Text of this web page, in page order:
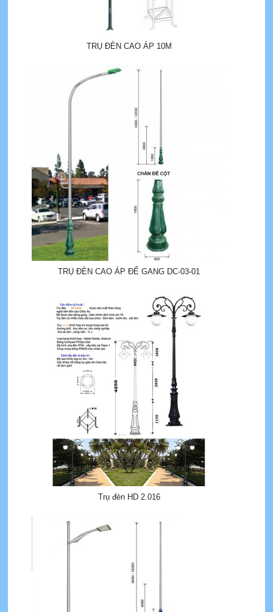
TRỤ ĐÈN CAO ÁP 10M
TRỤ ĐÈN CAO ÁP ĐẾ GANG DC-03-01
Trụ đèn HD 2.016